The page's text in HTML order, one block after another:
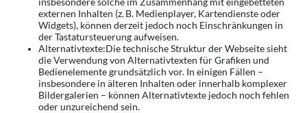
externen Inhalten (z. B. Medienplayer, Kartendienste oder
Widgets), können derzeit jedoch noch Einschränkungen in
der Tastatursteuerung aufweisen.
Alternativtexte:Die technische Struktur der Webseite sieht
die Verwendung von Alternativtexten für Grafiken und
Bedienelemente grundsätzlich vor. In einigen Fällen –
insbesondere in älteren Inhalten oder innerhalb komplexer
Bildergalerien – können Alternativtexte jedoch noch fehlen
oder unzureichend sein.